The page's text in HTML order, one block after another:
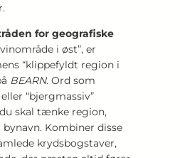
for geografiske
i øst”, er
“klippefyldt region i
BEARN. Ord som
eller “bjergmassiv”
skal tænke region,
Kombiner disse
krydsbogstaver,